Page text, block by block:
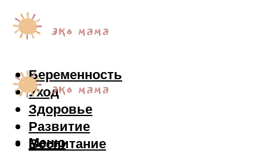
Беременность
Уход
Здоровье
Развитие
Воспитание
Меню